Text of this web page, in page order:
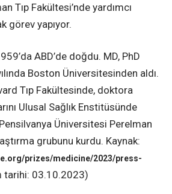
Tıp Fakültesi’nde yardımcı
görev yapıyor.
ABD’de doğdu. MD, PhD
Boston Üniversitesinden aldı.
Tıp Fakültesinde, doktora
Ulusal Sağlık Enstitüsünde
Üniversitesi Perelman
grubunu kurdu. Kaynak:
prizes/medicine/2023/press-
tarihi: 03.10.2023)